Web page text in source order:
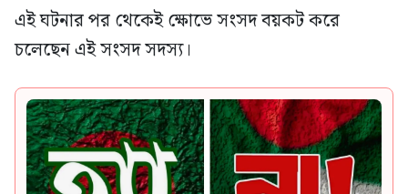
এই ঘটনার পর থেকেই ক্ষোভে সংসদ বয়কট করে
চলেছেন এই সংসদ সদস্য।